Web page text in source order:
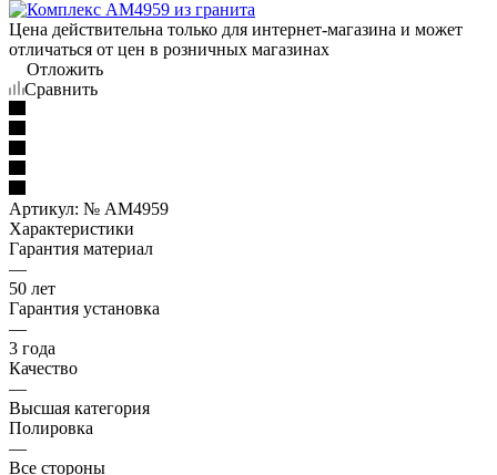
Цена действительна только для интернет-магазина и может
отличаться от цен в розничных магазинах
Отложить
Сравнить
Артикул: № AM4959
Характеристики
Гарантия материал
—
50 лет
Гарантия установка
—
3 года
Качество
—
Высшая категория
Полировка
—
Все стороны